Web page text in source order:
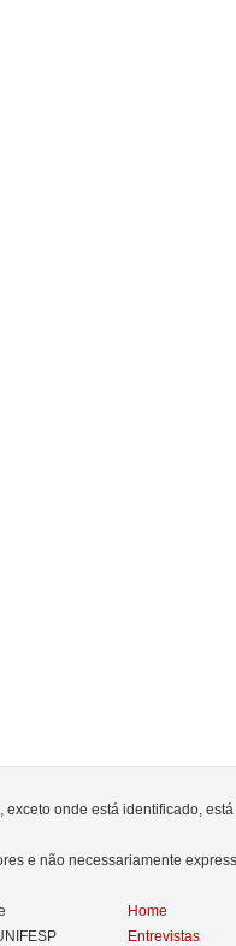
exceto onde está identificado,
e não necessariamente
Home
Entrevistas